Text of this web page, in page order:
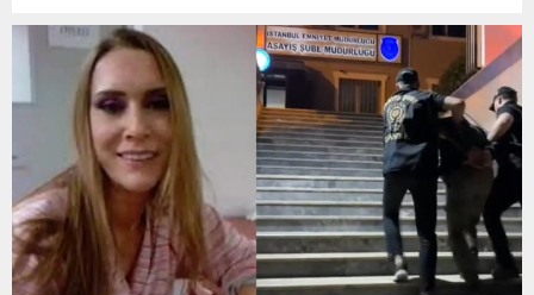
bulunan Dorukhan Büyükışık’a ilişkin yeniden açılan
soruşturmada tutuklamalar genişliyor. Son olarak dönemin...